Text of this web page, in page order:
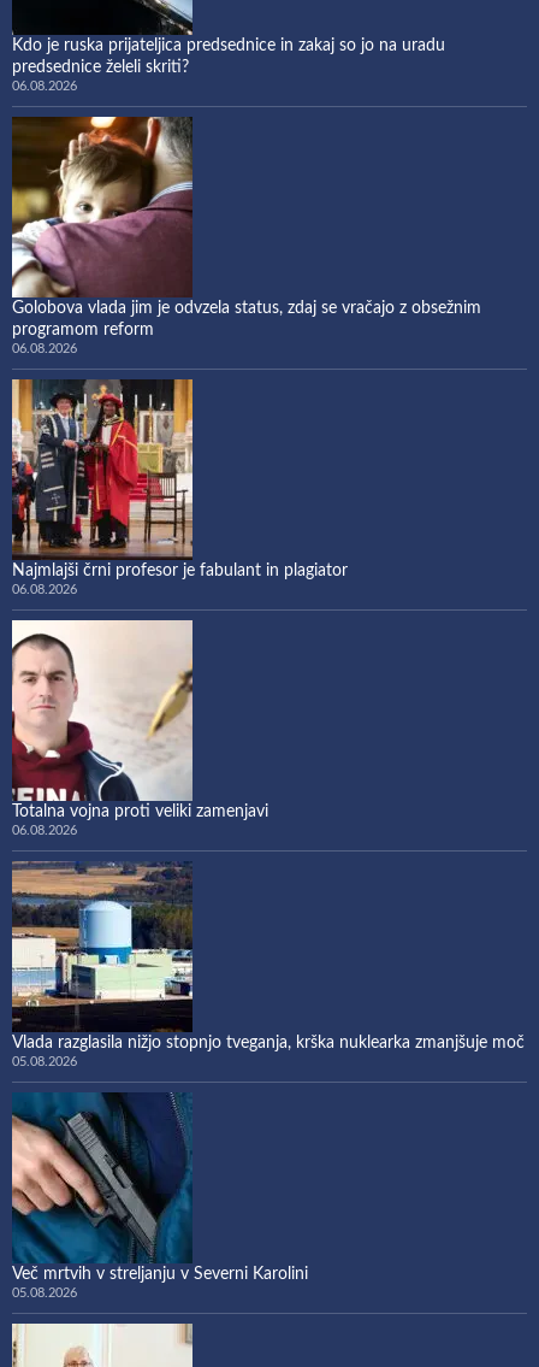
Kdo je ruska prijateljica predsednice in zakaj so jo na uradu
predsednice želeli skriti?
06.08.2026
Golobova vlada jim je odvzela status, zdaj se vračajo z obsežnim
programom reform
06.08.2026
Najmlajši črni profesor je fabulant in plagiator
06.08.2026
Totalna vojna proti veliki zamenjavi
06.08.2026
Vlada razglasila nižjo stopnjo tveganja, krška nuklearka zmanjšuje moč
05.08.2026
Več mrtvih v streljanju v Severni Karolini
05.08.2026